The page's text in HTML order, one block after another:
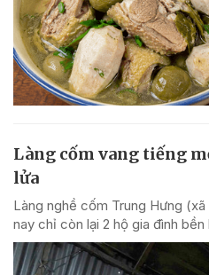
Làng cốm vang tiếng
lửa
Làng nghề cốm Trung Hưng
nay chỉ còn lại 2 hộ gia đình